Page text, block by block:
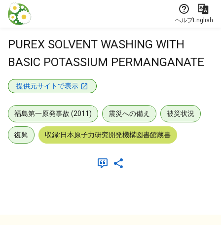
本文に飛ぶ
ヘルプEnglish
PUREX SOLVENT WASHING WITH
BASIC POTASSIUM PERMANGANATE
提供元サイトで表示
福島第一原発事故 (2011) 震災への備え 被災状況
復興 収録:日本原子力研究開発機構図書館蔵書